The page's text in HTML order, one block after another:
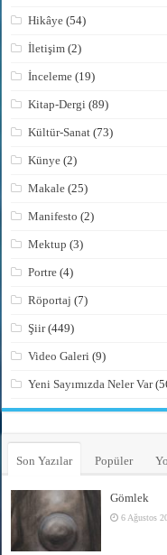
Hikâye (54)
İletişim (2)
İnceleme (19)
Kitap-Dergi (89)
Kültür-Sanat (73)
Künye (2)
Makale (25)
Manifesto (2)
Mektup (3)
Portre (4)
Röportaj (7)
Şiir(449)
Video Galeri (9)
Yeni Sayımızda Neler Var
Son Yazılar Popüler
Gömlek
6 Ağustos